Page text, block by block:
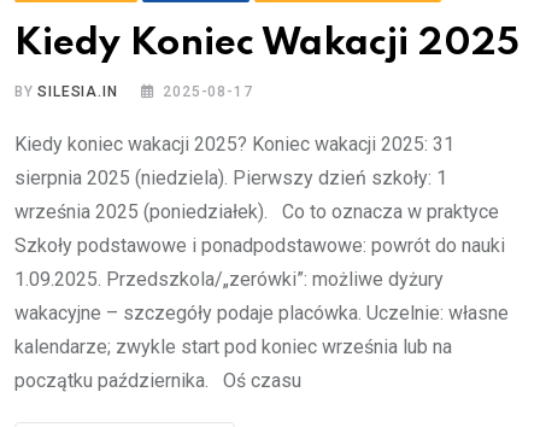
Kiedy Koniec Wakacji 2025
BYSILESIA.IN 2025-08-17
Kiedy koniec wakacji 2025? Koniec wakacji 2025: 31
sierpnia 2025 (niedziela). Pierwszy dzień szkoły: 1
września 2025 (poniedziałek). Co to oznacza w praktyce
Szkoły podstawowe i ponadpodstawowe: powrót do nauki
1.09.2025. Przedszkola/„zerówki”: możliwe dyżury
wakacyjne – szczegóły podaje placówka. Uczelnie: własne
kalendarze; zwykle start pod koniec września lub na
początku października. Oś czasu